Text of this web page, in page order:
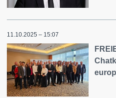
11.10.2025 – 15:07